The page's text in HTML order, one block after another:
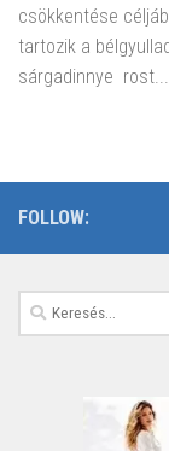
csökkentése
tartozik a
sárgadinnye rost...
FOLLOW:
Keresés: